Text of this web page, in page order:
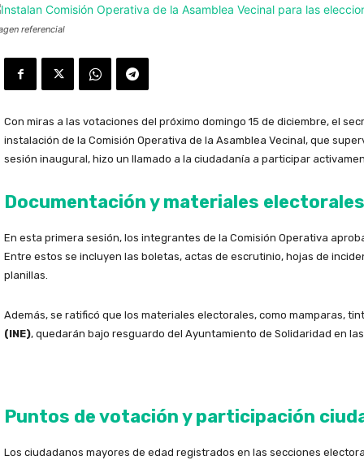
referencial
Con miras a las votaciones del próximo domingo 15 de diciembre, el
instalación de la Comisión Operativa de la Asamblea Vecinal, que
sesión inaugural, hizo un llamado a la ciudadanía a participar
Documentación y materiales
En esta primera sesión, los integrantes de la Comisión Operativa
Entre estos se incluyen las boletas, actas de escrutinio, hojas de
planillas.
Además, se ratificó que los materiales electorales, como mamparas,
(INE), quedarán bajo resguardo del Ayuntamiento de Solidaridad en
Puntos de votación y participación
Los ciudadanos mayores de edad registrados en las secciones